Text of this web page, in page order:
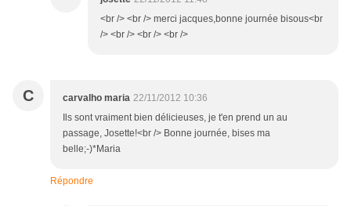
<br /> <br /> merci jacques,bonne journée bisous<br
/> <br /> <br /> <br />
C carvalho maria 22/11/2012 10:36
Ils sont vraiment bien délicieuses, je t'en prend un au
passage, Josette!<br /> Bonne journée, bises ma
belle;-)*Maria
Répondre